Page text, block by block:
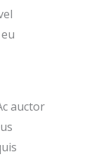
auctor